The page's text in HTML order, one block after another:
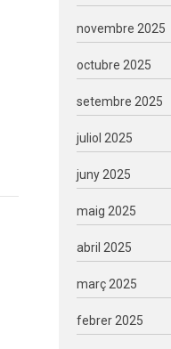
novembre 2025
octubre 2025
setembre 2025
juliol 2025
juny 2025
maig 2025
abril 2025
març 2025
febrer 2025